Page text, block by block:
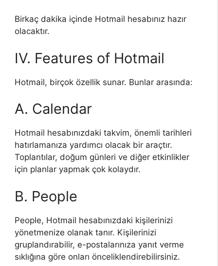
Birkaç dakika içinde Hotmail hesabınız hazır
olacaktır.
IV. Features of Hotmail
Hotmail, birçok özellik sunar. Bunlar arasında:
A. Calendar
Hotmail hesabınızdaki takvim, önemli tarihleri
hatırlamanıza yardımcı olacak bir araçtır.
Toplantılar, doğum günleri ve diğer etkinlikler
için planlar yapmak çok kolaydır.
B. People
People, Hotmail hesabınızdaki kişilerinizi
yönetmenize olanak tanır. Kişilerinizi
gruplandırabilir, e-postalarınıza yanıt verme
sıklığına göre onları önceliklendirebilirsiniz.